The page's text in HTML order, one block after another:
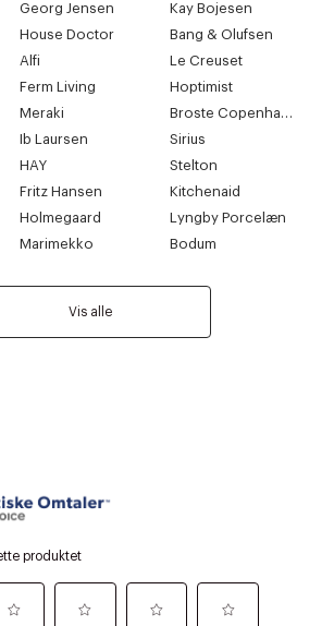
Georg Jensen
Kay Bojesen
House Doctor
Bang & Olufsen
Alfi
Le Creuset
Ferm Living
Hoptimist
Meraki
Broste Copenhagen
Ib Laursen
Sirius
HAY
Stelton
Fritz Hansen
Kitchenaid
Holmegaard
Lyngby Porcelæn
Marimekko Bodum
Vis alle